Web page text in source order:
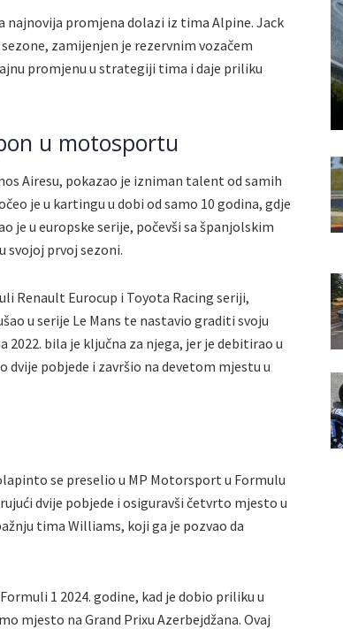
najnovija promjena dolazi iz tima Alpine. Jack
zamijenjen je rezervnim vozačem
promjenu u strategiji tima i daje priliku
u motosportu
Airesu, pokazao je izniman talent od samih
je u kartingu u dobi od samo 10 godina, gdje
je u europske serije, počevši sa španjolskim
svojoj prvoj sezoni.
Renault Eurocup i Toyota Racing seriji,
u serije Le Mans te nastavio graditi svoju
bila je ključna za njega, jer je debitirao u
dvije pobjede i završio na devetom mjestu u
se preselio u MP Motorsport u Formulu
dvije pobjede i osiguravši četvrto mjesto u
tima Williams, koji ga je pozvao da
1 2024. godine, kad je dobio priliku u
mjesto na Grand Prixu Azerbejdžana. Ovaj